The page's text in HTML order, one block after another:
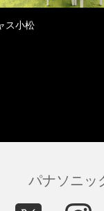
ス小松
パナソニッ